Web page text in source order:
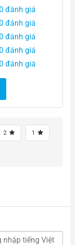
đánh giá
đánh giá
đánh giá
đánh giá
đánh giá
2 1